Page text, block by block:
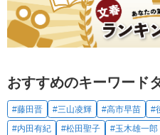
おすすめのキーワード
#藤田晋 #三山凌輝 #高市早苗 #
#内田有紀
#松田聖子 #玉木雄一郎